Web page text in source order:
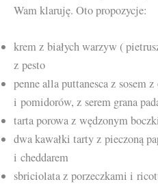
Wam klaruję. Oto propozycje:
krem z białych warzyw (
z pesto
penne alla puttanesca z sosem
i pomidorów, z serem grana
tarta porowa z wędzonym
dwa kawałki tarty z pieczoną
i cheddarem
sbriciolata z porzeczkami i